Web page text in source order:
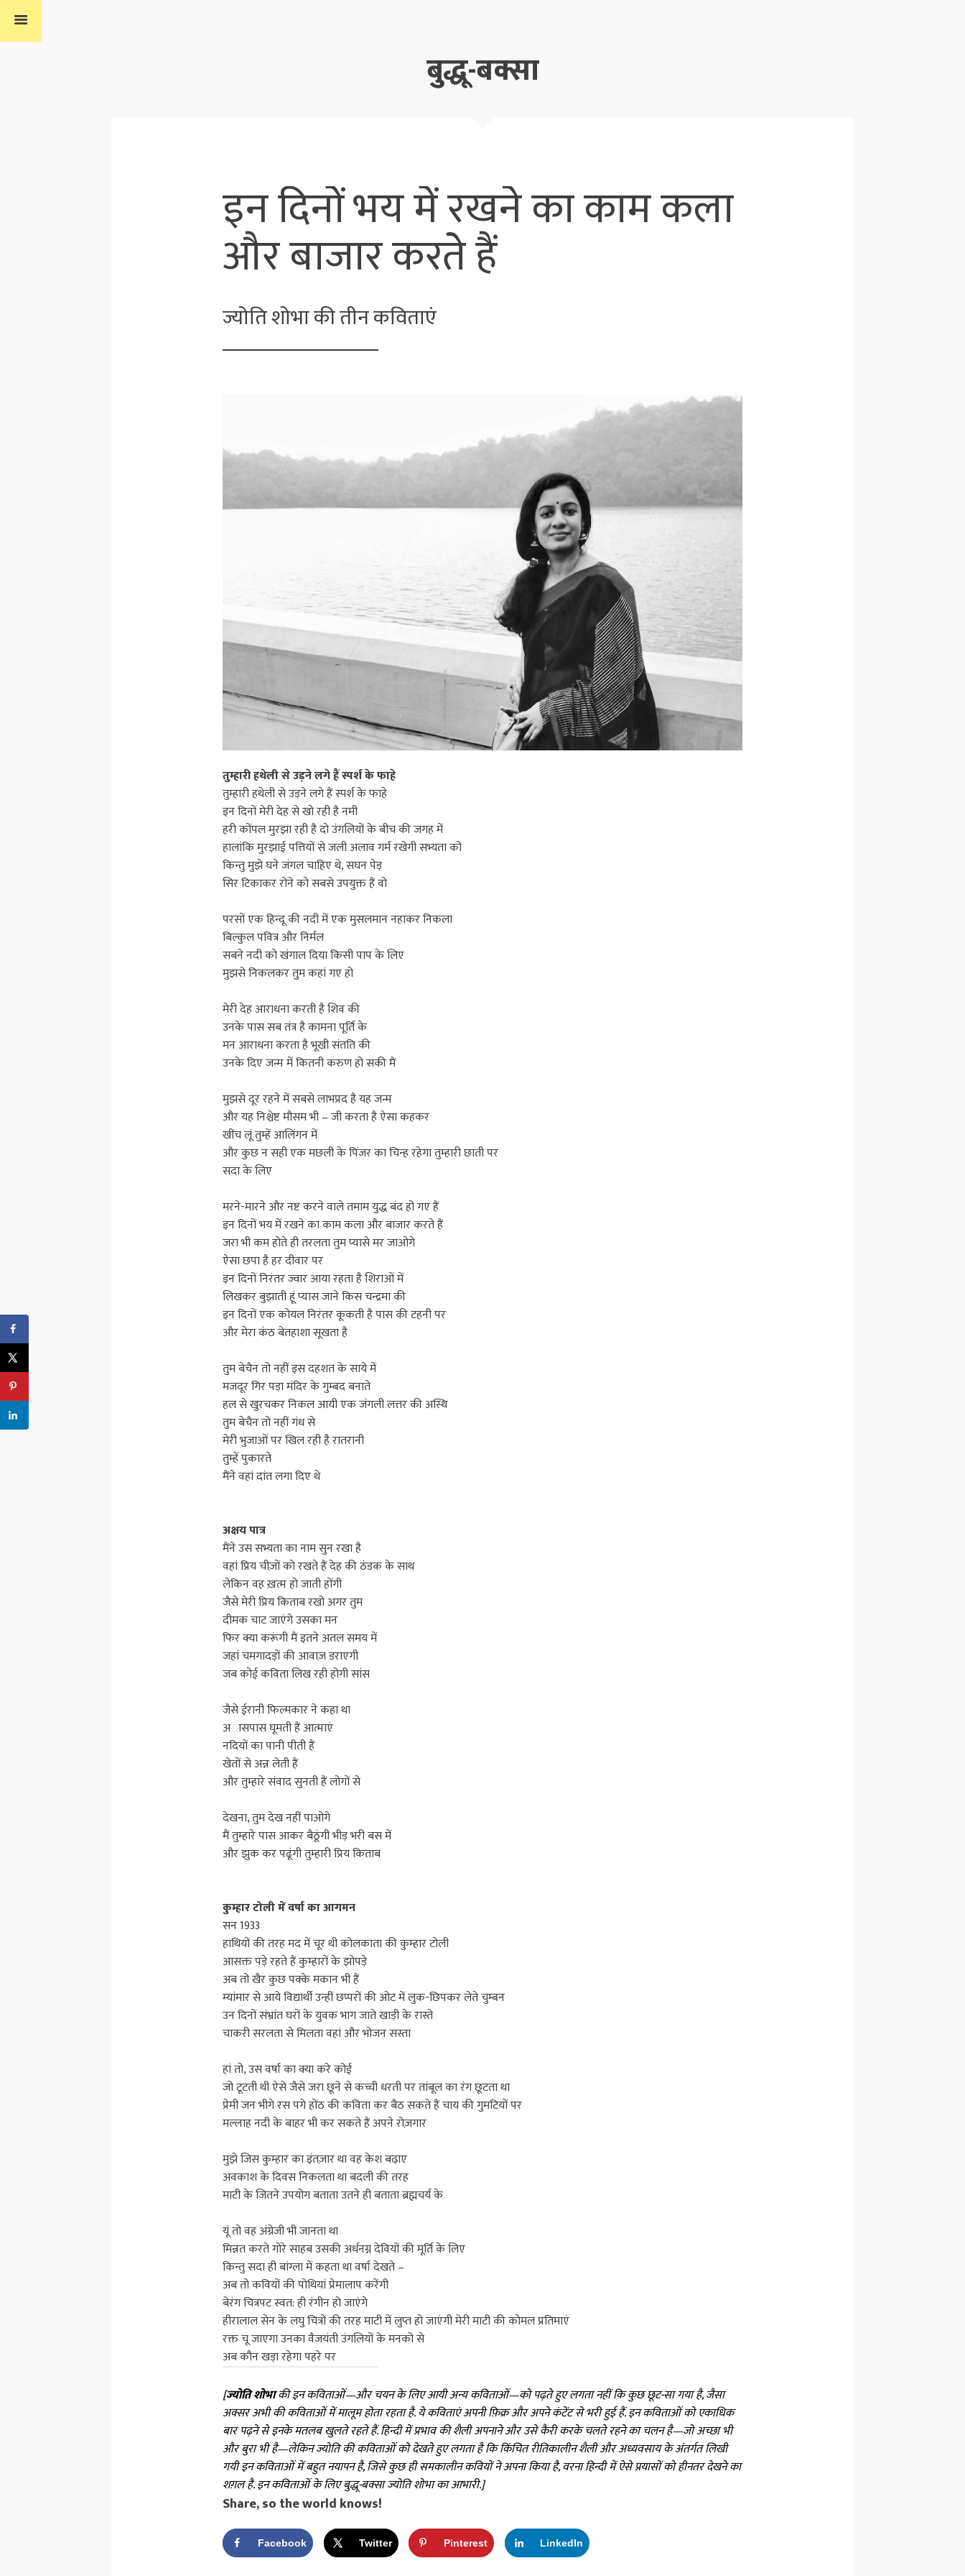
बुद्धू-बक्सा
इन दिनों भय में रखने का काम कला
और बाजार करते हैं
ज्योति शोभा की तीन कविताएं
तुम्हारी हथेली से उड़ने लगे हैं स्पर्श के फाहे
तुम्हारी हथेली से उड़ने लगे हैं स्पर्श के फाहे
इन दिनों मेरी देह से खो रही है नमी
हरी कोंपल मुरझा रही है दो उंगलियों के बीच की जगह में
हालांकि मुरझाई पत्तियों से जली अलाव गर्म रखेगी सभ्यता को
किन्तु मुझे घने जंगल चाहिए थे, सघन पेड़
सिर टिकाकर रोने को सबसे उपयुक्त हैं वो
परसों एक हिन्दू की नदी में एक मुसलमान नहाकर निकला
बिल्कुल पवित्र और निर्मल
सबने नदी को खंगाल दिया किसी पाप के लिए
मुझसे निकलकर तुम कहां गए हो
मेरी देह आराधना करती है शिव की
उनके पास सब तंत्र है कामना पूर्ति के
मन आराधना करता है भूखी संतति की
उनके दिए जन्म में कितनी करुण हो सकी मैं
मुझसे दूर रहने में सबसे लाभप्रद है यह जन्म
और यह निश्चेष्ट मौसम भी – जी करता है ऐसा कहकर
खींच लूं तुम्हें आलिंगन में
और कुछ न सही एक मछली के पिंजर का चिन्ह रहेगा तुम्हारी छाती पर
सदा के लिए
मरने-मारने और नष्ट करने वाले तमाम युद्ध बंद हो गए हैं
इन दिनों भय में रखने का काम कला और बाजार करते हैं
जरा भी कम होते ही तरलता तुम प्यासे मर जाओगे
ऐसा छपा है हर दीवार पर
इन दिनों निरंतर ज्वार आया रहता है शिराओं में
लिखकर बुझाती हूं प्यास जाने किस चन्द्रमा की
इन दिनों एक कोयल निरंतर कूकती है पास की टहनी पर
और मेरा कंठ बेतहाशा सूखता है
तुम बेचैन तो नहीं इस दहशत के साये में
मजदूर गिर पड़ा मंदिर के गुम्बद बनाते
हल से खुरचकर निकल आयी एक जंगली लत्तर की अस्थि
तुम बेचैन तो नहीं गंध से
मेरी भुजाओं पर खिल रही है रातरानी
तुम्हें पुकारते
मैंने वहां दांत लगा दिए थे
अक्षय पात्र
मैंने उस सभ्यता का नाम सुन रखा है
वहां प्रिय चीज़ों को रखते हैं देह की ठंडक के साथ
लेकिन वह ख़त्म हो जाती होंगी
जैसे मेरी प्रिय किताब रखो अगर तुम
दीमक चाट जाएंगे उसका मन
फिर क्या करूंगी मैं इतने अतल समय में
जहां चमगादड़ों की आवाज़ डराएगी
जब कोई कविता लिख रही होगी सांस
जैसे ईरानी फिल्मकार ने कहा था
अासपास घूमती हैं आत्माएं
नदियों का पानी पीती हैं
खेतों से अन्न लेती हैं
और तुम्हारे संवाद सुनती हैं लोगों से
देखना, तुम देख नहीं पाओगे
मैं तुम्हारे पास आकर बैठूंगी भीड़ भरी बस में
और झुक कर पढूंगी तुम्हारी प्रिय किताब
कुम्हार टोली में वर्षा का आगमन
सन 1933
हाथियों की तरह मद में चूर थी कोलकाता की कुम्हार टोली
आसक्त पड़े रहते हैं कुम्हारों के झोपड़े
अब तो खैर कुछ पक्के मकान भी हैं
म्यांमार से आये विद्यार्थी उन्हीं छप्परों की ओट में लुक-छिपकर लेते चुम्बन
उन दिनों संभ्रांत घरों के युवक भाग जाते खाड़ी के रास्ते
चाकरी सरलता से मिलता वहां और भोजन सस्ता
हां तो, उस वर्षा का क्या करे कोई
जो टूटती थी ऐसे जैसे जरा छूने से कच्ची धरती पर तांबूल का रंग छूटता था
प्रेमी जन भीगे रस पगे होंठ की कविता कर बैठ सकते हैं चाय की गुमटियों पर
मल्लाह नदी के बाहर भी कर सकते हैं अपने रोज़गार
मुझे जिस कुम्हार का इंतज़ार था वह केश बढ़ाए
अवकाश के दिवस निकलता था बदली की तरह
माटी के जितने उपयोग बताता उतने ही बताता ब्रह्मचर्य के
यूं तो वह अंग्रेजी भी जानता था
मिन्नत करते गोरे साहब उसकी अर्धनग्न देवियों की मूर्ति के लिए
किन्तु सदा ही बांग्ला में कहता था वर्षा देखते –
अब तो कवियों की पोथियां प्रेमालाप करेंगी
बेरंग चित्रपट स्वत: ही रंगीन हो जाएंगे
हीरालाल सेन के लघु चित्रों की तरह माटी में लुप्त हो जाएंगी मेरी माटी की कोमल प्रतिमाएं
रक्त चू जाएगा उनका वैजयंती उंगलियों के मनको से
अब कौन खड़ा रहेगा पहरे पर
[ज्योति शोभाकी इन कविताओं—और चयन के लिए आयी अन्य कविताओं—को पढ़ते हुए लगता नहीं कि कुछ छूट-सा गया है, जैसा
अक्सर अभी की कविताओं में मालूम होता रहता है. ये कविताएं अपनी फ़िक्र और अपने कंटेंट से भरी हुई हैं. इन कविताओं को एकाधिक
बार पढ़ने से इनके मतलब खुलते रहते हैं. हिन्दी में प्रभाव की शैली अपनाने और उसे कैरी करके चलते रहने का चलन है—जो अच्छा भी
और बुरा भी है—लेकिन ज्योति की कविताओं को देखते हुए लगता है कि किंचित रीतिकालीन शैली और अध्यवसाय के अंतर्गत लिखी
गयी इन कविताओं में बहुत नयापन है, जिसे कुछ ही समकालीन कवियों ने अपना किया है, वरना हिन्दी में ऐसे प्रयासों को हीनतर देखने का
शग़ल है. इन कविताओं के लिए बुद्धू-बक्सा ज्योति शोभा का आभारी.]
Share, so the world knows!
Facebook Twitter Pinterest LinkedIn